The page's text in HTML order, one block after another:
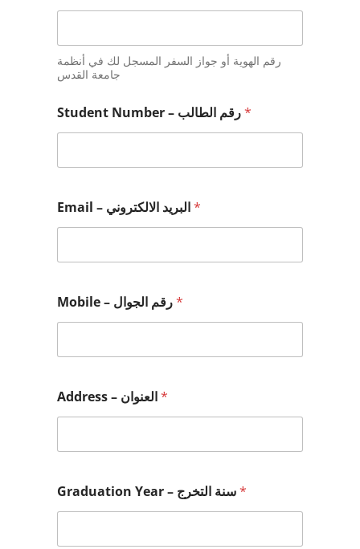
رقم الهوية أو جواز السفر المسجل لك في أنظمة
جامعة القدس
*
*
*
*
*